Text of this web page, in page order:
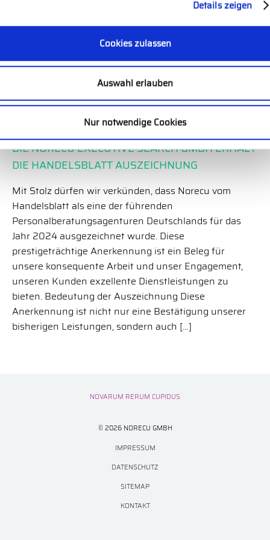
Details zeigen
Cookies zulassen
Auswahl erlauben
Nur notwendige Cookies
unabhängigen Erhebung der Marktforscher […]
DIE NORECU EXECUTIVE SEARCH GMBH ERHÄLT
DIE HANDELSBLATT AUSZEICHNUNG
Mit Stolz dürfen wir verkünden, dass Norecu vom
Handelsblatt als eine der führenden
Personalberatungsagenturen Deutschlands für das
Jahr 2024 ausgezeichnet wurde. Diese
prestigeträchtige Anerkennung ist ein Beleg für
unsere konsequente Arbeit und unser Engagement,
unseren Kunden exzellente Dienstleistungen zu
bieten. Bedeutung der Auszeichnung Diese
Anerkennung ist nicht nur eine Bestätigung unserer
bisherigen Leistungen, sondern auch […]
NOVARUM RERUM CUPIDUS
© 2026 NORECU GMBH
IMPRESSUM
DATENSCHUTZ
SITEMAP
KONTAKT